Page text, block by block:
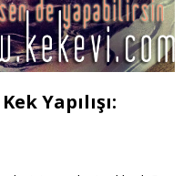
Yapılışı: